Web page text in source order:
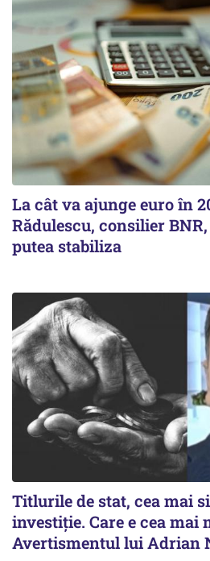
La cât va ajunge euro în
Rădulescu, consilier
putea stabiliza
Titlurile de stat, cea mai
investiție. Care e cea mai
Avertismentul lui Adrian